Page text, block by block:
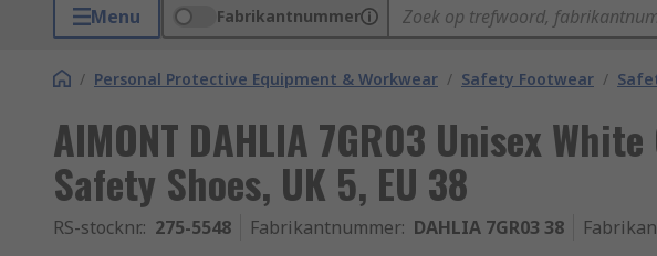
Menu Fabrikantnummer
/ Personal Protective Equipment & Workwear / Safety Footwear /
AIMONT DAHLIA 7GR03 Unisex
Safety Shoes, UK 5, EU 38
RS-stocknr.: 275-5548 Fabrikantnummer: DAHLIA 7GR03 38